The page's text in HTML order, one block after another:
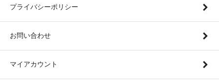
プライバシーポリシー
お問い合わせ
マイアカウント